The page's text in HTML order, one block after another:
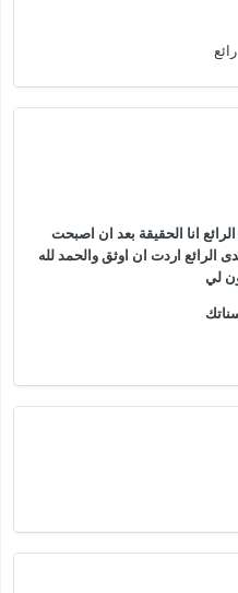
انا الحقيقة بعد ان اصبحت
الرائع اردت ان اوثق والحمد لله
لي